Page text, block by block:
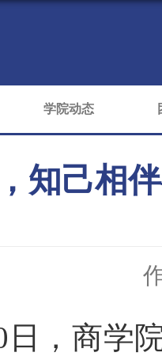
学院动态
知己相
，商学